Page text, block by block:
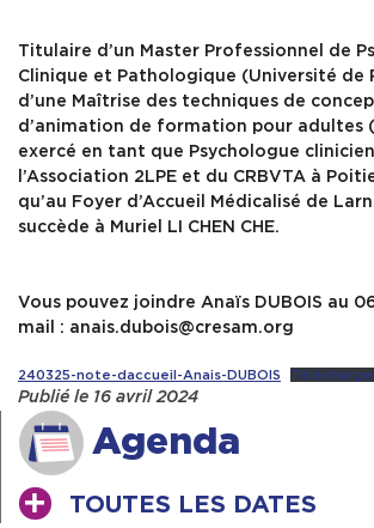
Titulaire d’un Master Professionnel de
Clinique et Pathologique (Université de
d’une Maîtrise des techniques de
d’animation de formation pour adultes
exercé en tant que Psychologue
l’Association 2LPE et du CRBVTA à
qu’au Foyer d’Accueil Médicalisé de
succède à Muriel LI CHEN CHE.
Vous pouvez joindre Anaïs DUBOIS au
mail : anais.dubois@cresam.org
240325-note-daccueil-Anais-DUBOIS
Publié le 16 avril 2024
Agenda
TOUTES LES DATES